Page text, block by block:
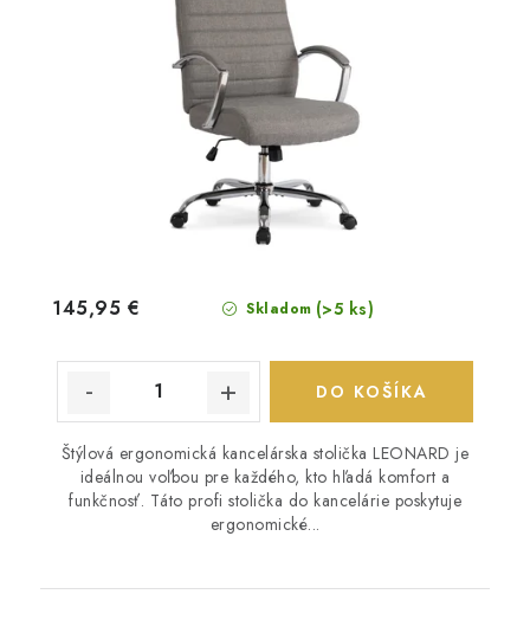
Skladom (>5 ks)
145,95 €
DO KOŠÍKA
Štýlová ergonomická kancelárska stolička LEONARD je
ideálnou voľbou pre každého, kto hľadá komfort a
funkčnosť. Táto profi stolička do kancelárie poskytuje
ergonomické...